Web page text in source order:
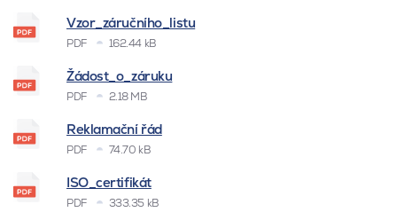
Vzor_záručního_listu
PDF 162.44 kB
Žádost_o_záruku
PDF 2.18 MB
Reklamační řád
PDF 74.70 kB
ISO_certifikát
PDF 333.35 kB